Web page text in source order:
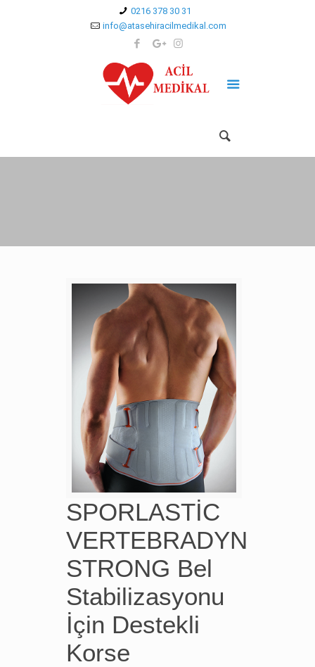
0216 378 30 31
info@atasehiracilmedikal.com
SPORLASTİC
VERTEBRADYN
STRONG Bel
Stabilizasyonu
İçin Destekli
Korse